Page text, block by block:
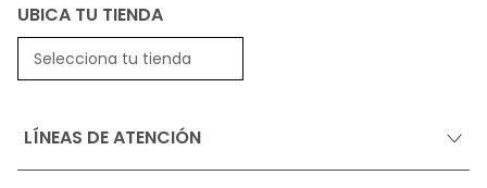
UBICA TU TIENDA
Selecciona tu tienda
LÍNEAS DE ATENCIÓN